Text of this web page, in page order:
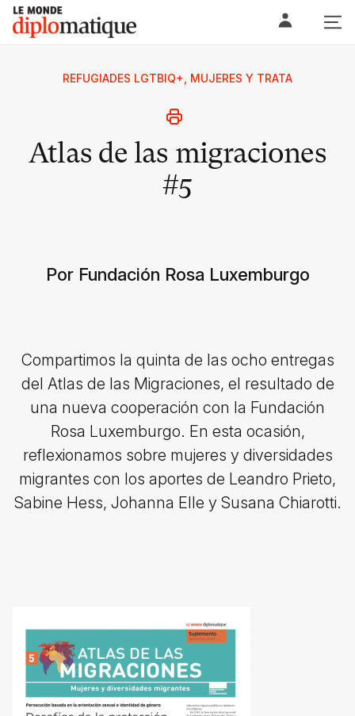
Skip
content
Le monde diplomatique
REFUGIADES LGTBIQ+, MUJERES Y TRATA
Atlas de las migraciones
#5
Por Fundación Rosa Luxemburgo
Compartimos la quinta de las ocho entregas
del Atlas de las Migraciones, el resultado de
una nueva cooperación con la Fundación
Rosa Luxemburgo. En esta ocasión,
reflexionamos sobre mujeres y diversidades
migrantes con los aportes de Leandro Prieto,
Sabine Hess, Johanna Elle y Susana Chiarotti.